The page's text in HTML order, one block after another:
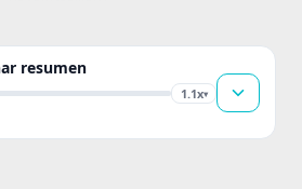
resumen
1.1x▾